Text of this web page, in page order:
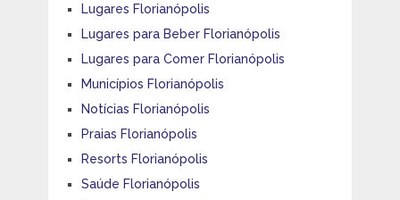
Lugares Florianópolis
Lugares para Beber Florianópolis
Lugares para Comer Florianópolis
Municípios Florianópolis
Notícias Florianópolis
Praias Florianópolis
Resorts Florianópolis
Saúde Florianópolis